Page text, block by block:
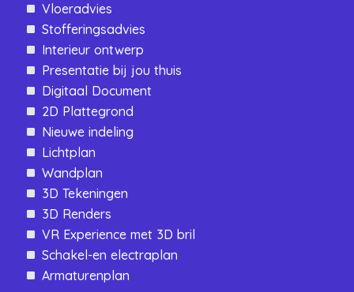
Vloeradvies
Stofferingsadvies
Interieur ontwerp
Presentatie bij jou thuis
Digitaal Document
2D Plattegrond
Nieuwe indeling
Lichtplan
Wandplan
3D Tekeningen
3D Renders
VR Experience met 3D bril
Schakel-en electraplan
Armaturenplan